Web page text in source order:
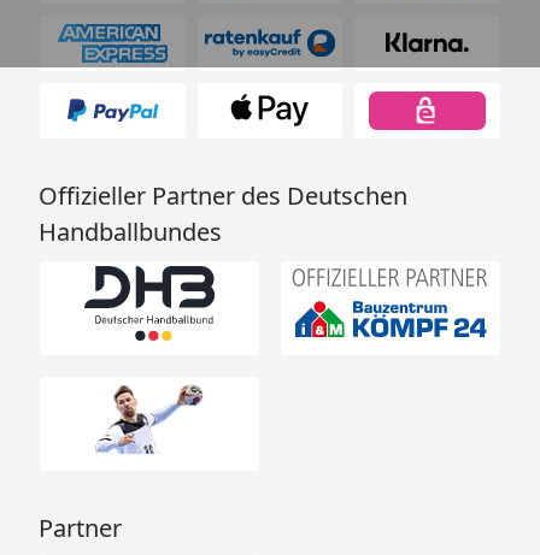
Offizieller Partner des Deutschen
Handballbundes
Partner